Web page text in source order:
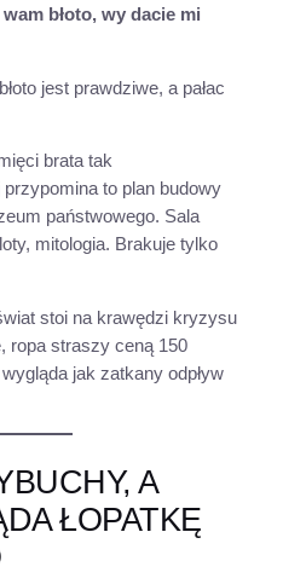
wam błoto, wy dacie mi
jest prawdziwe, a pałac
brata tak
to plan budowy
państwowego. Sala
mitologia. Brakuje tylko
stoi na krawędzi kryzysu
ropa straszy ceną 150
jak zatkany odpływ
A
ŁOPATKĘ